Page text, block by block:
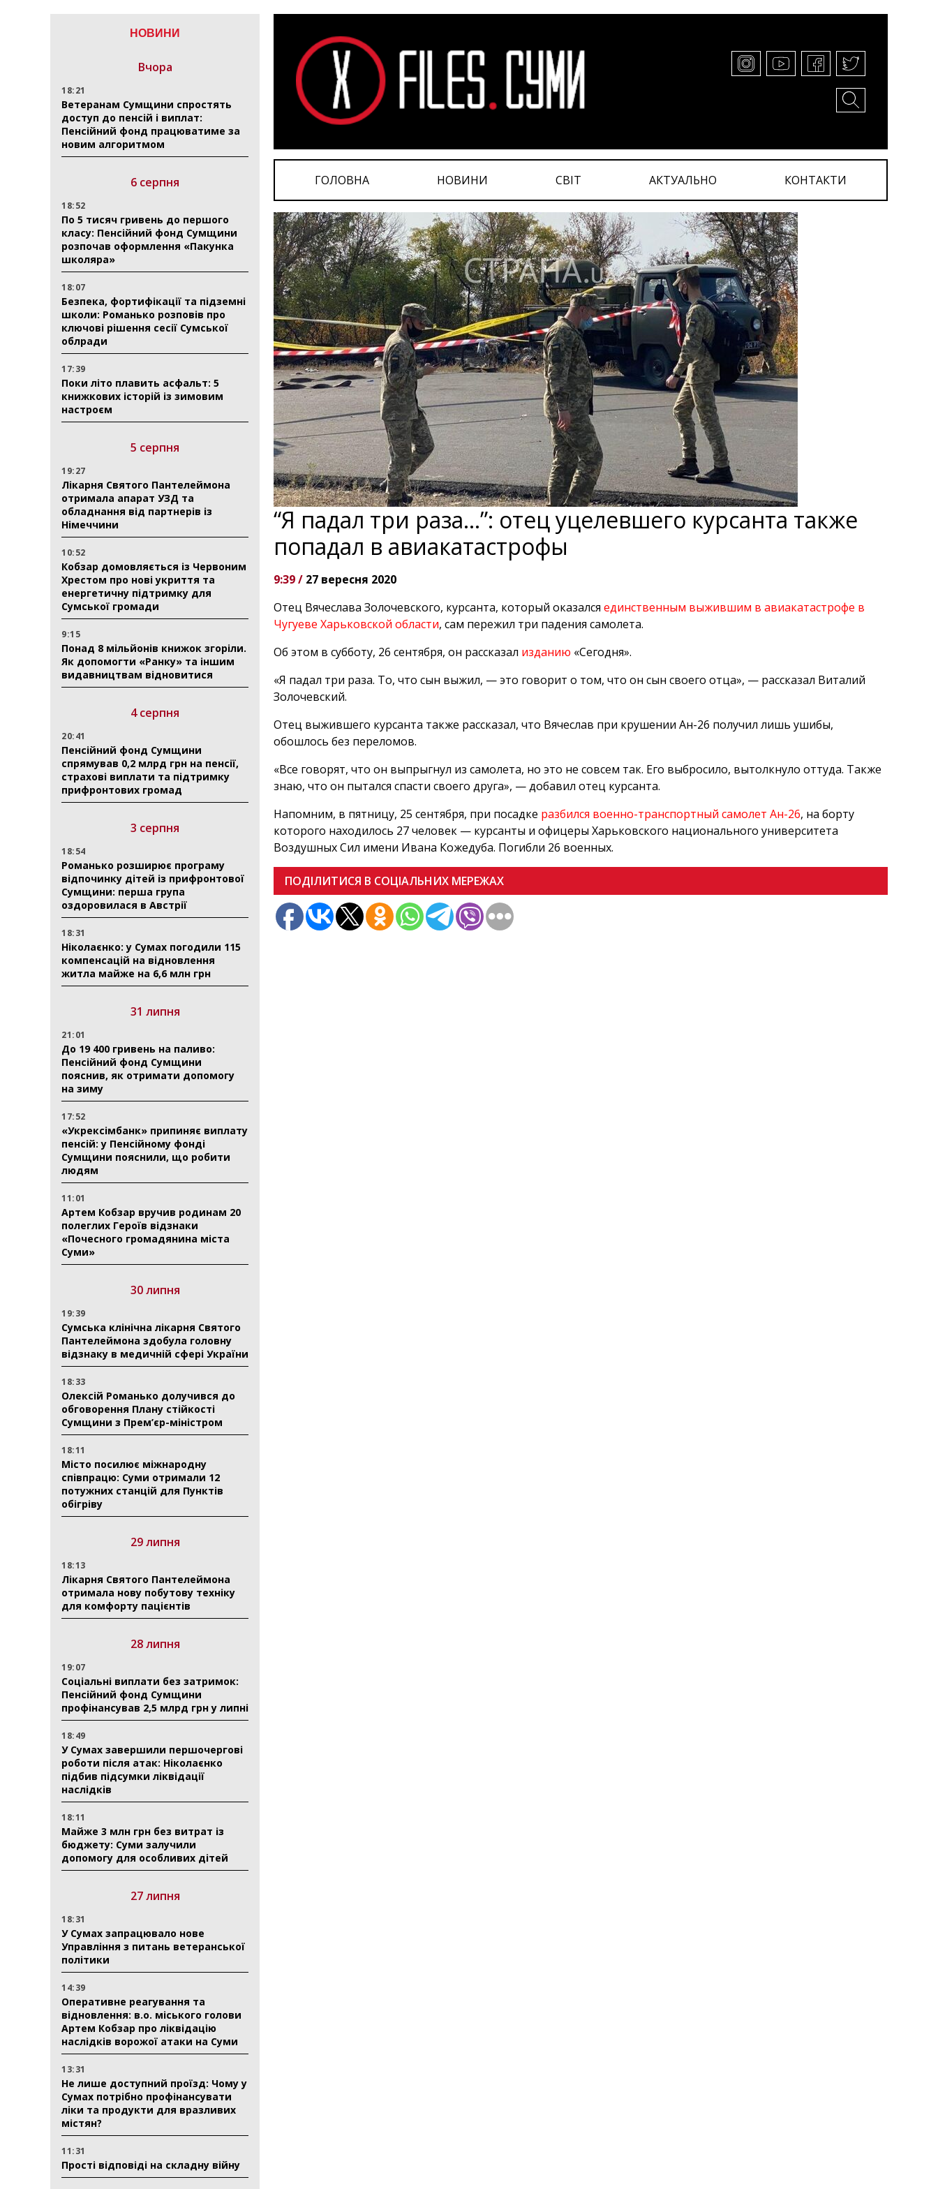
ГОЛОВНА НОВИНИ СВІТ АКТУАЛЬНО КОНТАКТИ
НОВИНИ
Вчора
18:21
Ветеранам Сумщини спростять
доступ до пенсій і виплат:
Пенсійний фонд працюватиме за
новим алгоритмом
6 серпня
18:52
По 5 тисяч гривень до першого
класу: Пенсійний фонд Сумщини
розпочав оформлення «Пакунка
школяра»
18:07
Безпека, фортифікації та підземні
школи: Романько розповів про
ключові рішення сесії Сумської
облради
17:39
Поки літо плавить асфальт: 5
книжкових історій із зимовим
настроєм
5 серпня
19:27
Лікарня Святого Пантелеймона
отримала апарат УЗД та
обладнання від партнерів із
Німеччини
10:52
Кобзар домовляється із Червоним
Хрестом про нові укриття та
енергетичну підтримку для
Сумської громади
9:15
Понад 8 мільйонів книжок згоріли.
Як допомогти «Ранку» та іншим
видавництвам відновитися
4 серпня
20:41
Пенсійний фонд Сумщини
спрямував 0,2 млрд грн на пенсії,
страхові виплати та підтримку
прифронтових громад
3 серпня
18:54
Романько розширює програму
відпочинку дітей із прифронтової
Сумщини: перша група
оздоровилася в Австрії
18:31
Ніколаєнко: у Сумах погодили 115
компенсацій на відновлення
житла майже на 6,6 млн грн
31 липня
21:01
До 19 400 гривень на паливо:
Пенсійний фонд Сумщини
пояснив, як отримати допомогу
на зиму
17:52
«Укрексімбанк» припиняє виплату
пенсій: у Пенсійному фонді
Сумщини пояснили, що робити
людям
11:01
Артем Кобзар вручив родинам 20
полеглих Героїв відзнаки
«Почесного громадянина міста
Суми»
30 липня
19:39
Сумська клінічна лікарня Святого
Пантелеймона здобула головну
відзнаку в медичній сфері України
18:33
Олексій Романько долучився до
обговорення Плану стійкості
Сумщини з Прем’єр-міністром
18:11
Місто посилює міжнародну
співпрацю: Суми отримали 12
потужних станцій для Пунктів
обігріву
29 липня
18:13
Лікарня Святого Пантелеймона
отримала нову побутову техніку
для комфорту пацієнтів
28 липня
19:07
Соціальні виплати без затримок:
Пенсійний фонд Сумщини
профінансував 2,5 млрд грн у липні
18:49
У Сумах завершили першочергові
роботи після атак: Ніколаєнко
підбив підсумки ліквідації
наслідків
18:11
Майже 3 млн грн без витрат із
бюджету: Суми залучили
допомогу для особливих дітей
27 липня
18:31
У Сумах запрацювало нове
Управління з питань ветеранської
політики
14:39
Оперативне реагування та
відновлення: в.о. міського голови
Артем Кобзар про ліквідацію
наслідків ворожої атаки на Суми
13:31
Не лише доступний проїзд: Чому у
Сумах потрібно профінансувати
ліки та продукти для вразливих
містян?
11:31
Прості відповіді на складну війну
“Я падал три раза…”: отец уцелевшего курсанта также
попадал в авиакатастрофы
9:39 / 27 вересня 2020
Отец Вячеслава Золочевского, курсанта, который оказалсяединственным выжившим в авиакатастрофе в
Чугуеве Харьковской области, сам пережил три падения самолета.
Об этом в субботу, 26 сентября, он рассказал изданию «Сегодня».
«Я падал три раза. То, что сын выжил, — это говорит о том, что он сын своего отца», — рассказал Виталий
Золочевский.
Отец выжившего курсанта также рассказал, что Вячеслав при крушении Ан-26 получил лишь ушибы,
обошлось без переломов.
«Все говорят, что он выпрыгнул из самолета, но это не совсем так. Его выбросило, вытолкнуло оттуда. Также
знаю, что он пытался спасти своего друга», — добавил отец курсанта.
Напомним, в пятницу, 25 сентября, при посадке разбился военно-транспортный самолет Ан-26, на борту
которого находилось 27 человек — курсанты и офицеры Харьковского национального университета
Воздушных Сил имени Ивана Кожедуба. Погибли 26 военных.
ПОДІЛИТИСЯ В СОЦІАЛЬНИХ МЕРЕЖАХ